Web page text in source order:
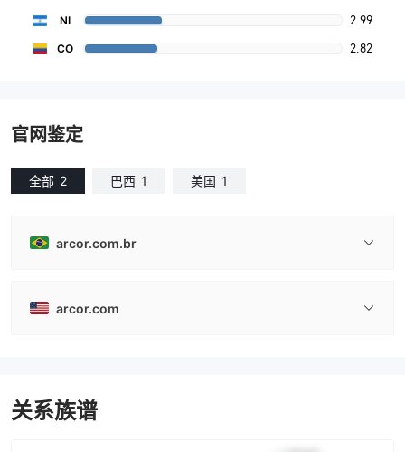
NI 2.99
CO 2.82
官网鉴定
全部 2 巴西 1 美国 1
arcor.com.br
arcor.com
关系族谱